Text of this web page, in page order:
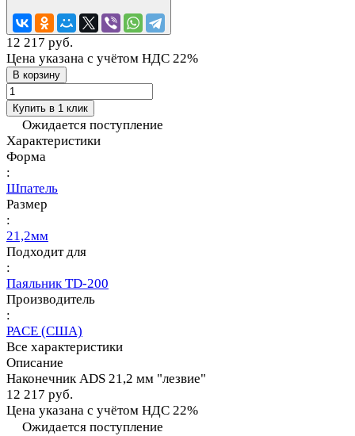
12 217 руб.
Цена указана с учётом НДС 22%
В корзину
Купить в 1 клик
Ожидается поступление
Характеристики
Форма
:
Шпатель
Размер
:
21,2мм
Подходит для
:
Паяльник TD-200
Производитель
:
PACE (США)
Все характеристики
Описание
Наконечник ADS 21,2 мм "лезвие"
12 217 руб.
Цена указана с учётом НДС 22%
Ожидается поступление